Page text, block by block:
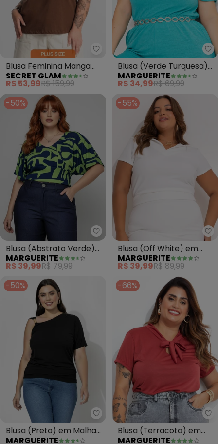
Secret Glam - Blusa Feminina
Blusa Feminina Manga
Curta (Marrom)
SECRET GLAM
R$ 53,99R$ 159,99
Blusa (Verde Turquesa)
em Malha Anarruga
MARGUERITE
R$ 34,99R$ 69,99
-50%
Marguerite - Blusa (Abstrato
Blusa (Abstrato Verde)
em Canelado
MARGUERITE
R$ 39,99R$ 79,99
-55%
Blusa (Off White) em
Malha Texturizad
MARGUERITE
R$ 39,99R$ 89,99
-50%
Marguerite - Blusa (Preto) em
Blusa (Preto) em Malha
MARGUERITE
-66%
Blusa (Terracota) em
MARGUERITE